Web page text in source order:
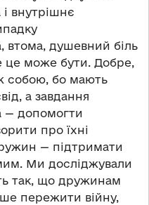
і внутрішнє
втома, душевний біль
це може бути. Добре,
собою, бо мають
а завдання
— допомогти
про їхні
— підтримати
Ми досліджували
так, що дружинам
пережити війну,